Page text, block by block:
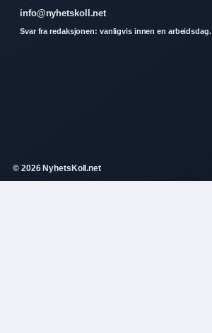
info@nyhetskoll.net
Svar fra redaksjonen: vanligvis innen en arbeidsdag.
© 2026 NyhetsKoll.net